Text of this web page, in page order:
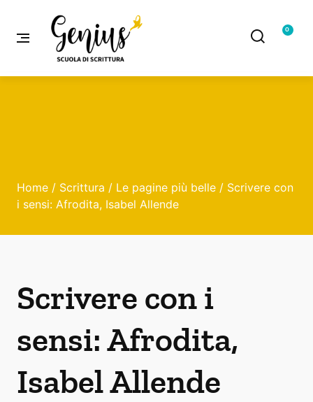
0
Home / Scrittura / Le pagine più belle / Scrivere con
i sensi: Afrodita, Isabel Allende
Scrivere con i
sensi: Afrodita,
Isabel Allende